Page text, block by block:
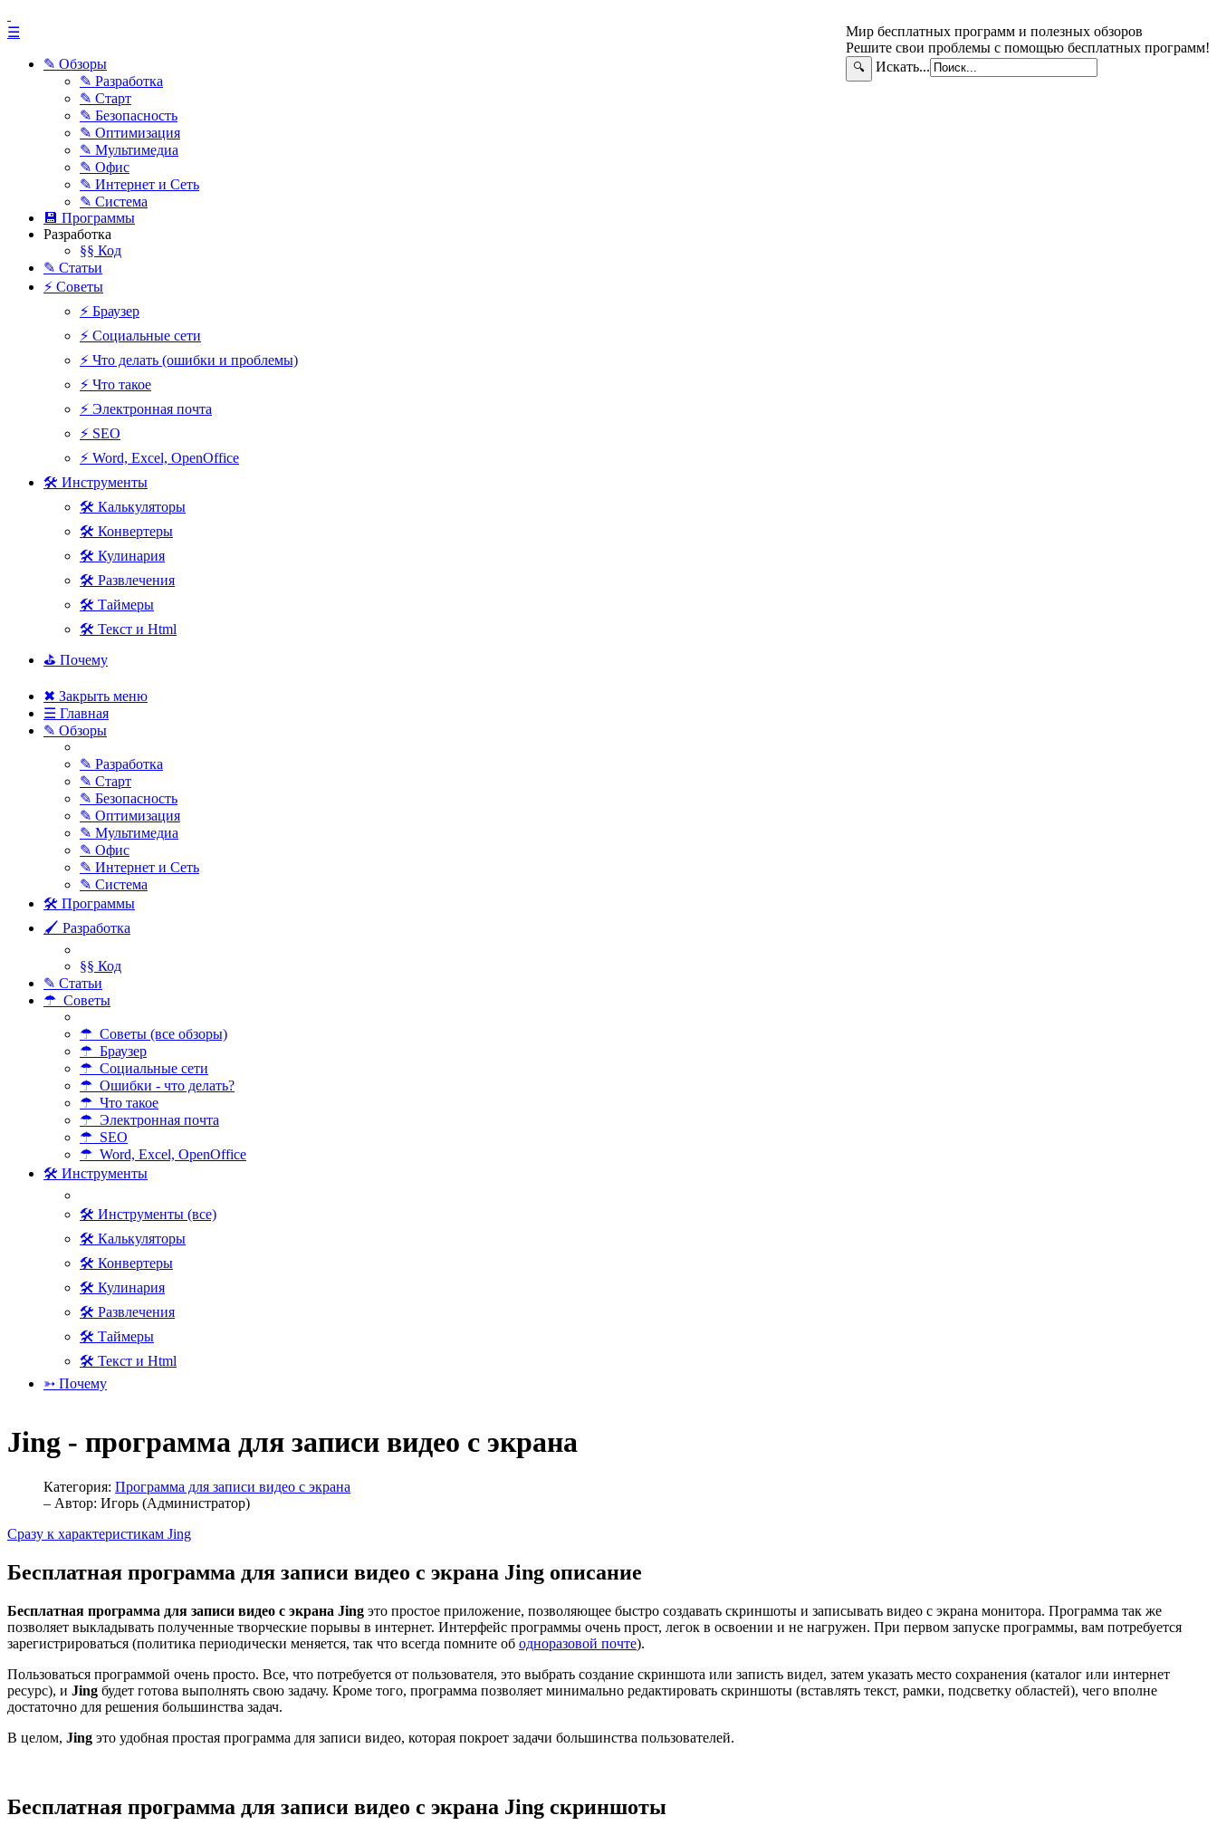
Мир бесплатных программ и полезных обзоров
Решите свои проблемы с помощью бесплатных программ!
🔍 Искать...
☰
✎ Обзоры
✎ Разработка
✎ Старт
✎ Безопасность
✎ Оптимизация
✎ Мультимедиа
✎ Офис
✎ Интернет и Сеть
✎ Система
💾 Программы
Разработка
§§ Код
✎ Статьи
⚡ Советы
⚡ Браузер
⚡ Социальные сети
⚡ Что делать (ошибки и проблемы)
⚡ Что такое
⚡ Электронная почта
⚡ SEO
⚡ Word, Excel, OpenOffice
🛠 Инструменты
🛠 Калькуляторы
🛠 Конвертеры
🛠 Кулинария
🛠 Развлечения
🛠 Таймеры
🛠 Текст и Html
⛳ Почему
✖ Закрыть меню
☰ Главная
✎ Обзоры
✎ Разработка
✎ Старт
✎ Безопасность
✎ Оптимизация
✎ Мультимедиа
✎ Офис
✎ Интернет и Сеть
✎ Система
🛠 Программы
🖌 Разработка
§§ Код
✎ Статьи
☂ Советы
☂ Советы (все обзоры)
☂ Браузер
☂ Социальные сети
☂ Ошибки - что делать?
☂ Что такое
☂ Электронная почта
☂ SEO
☂ Word, Excel, OpenOffice
🛠 Инструменты
🛠 Инструменты (все)
🛠 Калькуляторы
🛠 Конвертеры
🛠 Кулинария
🛠 Развлечения
🛠 Таймеры
🛠 Текст и Html
➳ Почему
Jing - программа для записи видео c экрана
Категория: Программа для записи видео c экрана
– Автор: Игорь (Администратор)
Сразу к характеристикам Jing
Бесплатная программа для записи видео c экрана Jing описание
Бесплатная программа для записи видео c экрана Jing это простое приложение, позволяющее быстро создавать скриншоты и записывать видео с экрана монитора. Программа так же
позволяет выкладывать полученные творческие порывы в интернет. Интерфейс программы очень прост, легок в освоении и не нагружен. При первом запуске программы, вам потребуется
зарегистрироваться (политика периодически меняется, так что всегда помните об одноразовой почте).
Пользоваться программой очень просто. Все, что потребуется от пользователя, это выбрать создание скриншота или записть видел, затем указать место сохранения (каталог или интернет
ресурс), и Jing будет готова выполнять свою задачу. Кроме того, программа позволяет минимально редактировать скриншоты (вставлять текст, рамки, подсветку областей), чего вполне
достаточно для решения большинства задач.
В целом, Jing это удобная простая программа для записи видео, которая покроет задачи большинства пользователей.
Бесплатная программа для записи видео c экрана Jing скриншоты